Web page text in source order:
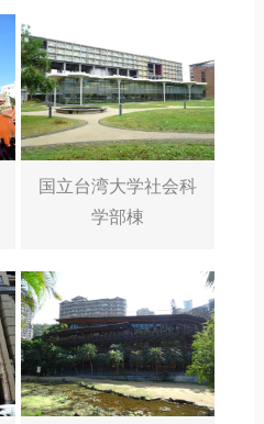
国立台湾大学社会科
学部棟